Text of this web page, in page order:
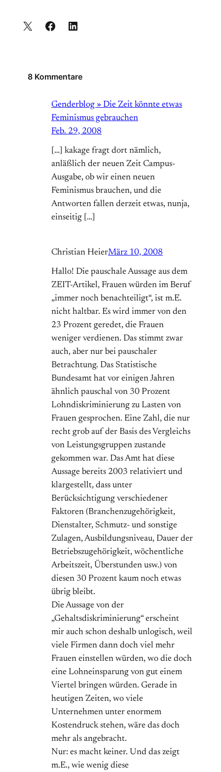
8 Kommentare
Genderblog » Die Zeit könnte etwas
Feminismus gebrauchen
Feb. 29, 2008
[…] kakage fragt dort nämlich,
anläßlich der neuen Zeit Campus-
Ausgabe, ob wir einen neuen
Feminismus brauchen, und die
Antworten fallen derzeit etwas, nunja,
einseitig […]
Christian HeierMärz 10, 2008
Hallo! Die pauschale Aussage aus dem
ZEIT-Artikel, Frauen würden im Beruf
„immer noch benachteiligt“, ist m.E.
nicht haltbar. Es wird immer von den
23 Prozent geredet, die Frauen
weniger verdienen. Das stimmt zwar
auch, aber nur bei pauschaler
Betrachtung. Das Statistische
Bundesamt hat vor einigen Jahren
ähnlich pauschal von 30 Prozent
Lohndiskriminierung zu Lasten von
Frauen gesprochen. Eine Zahl, die nur
recht grob auf der Basis des Vergleichs
von Leistungsgruppen zustande
gekommen war. Das Amt hat diese
Aussage bereits 2003 relativiert und
klargestellt, dass unter
Berücksichtigung verschiedener
Faktoren (Branchenzugehörigkeit,
Dienstalter, Schmutz- und sonstige
Zulagen, Ausbildungsniveau, Dauer der
Betriebszugehörigkeit, wöchentliche
Arbeitszeit, Überstunden usw.) von
diesen 30 Prozent kaum noch etwas
übrig bleibt.
Die Aussage von der
„Gehaltsdiskriminierung“ erscheint
mir auch schon deshalb unlogisch, weil
viele Firmen dann doch viel mehr
Frauen einstellen würden, wo die doch
eine Lohneinsparung von gut einem
Viertel bringen würden. Gerade in
heutigen Zeiten, wo viele
Unternehmen unter enormem
Kostendruck stehen, wäre das doch
mehr als angebracht.
Nur: es macht keiner. Und das zeigt
m.E., wie wenig diese